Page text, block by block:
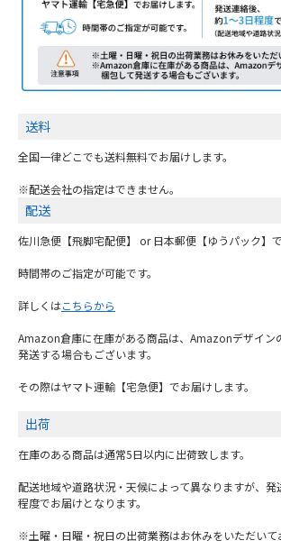
送料
全国一律どこでも送料無料でお届けします。
※配送会社の指定はできません。
配送
佐川急便【飛脚宅配便】 or 日本郵便【ゆうパック】で
時間帯のご指定が可能です。
詳しくはこちらから
Amazon倉庫に在庫がある商品は、Amazonデザイン
発送する場合もございます。
その際はヤマト運輸【宅急便】でお届けします。
出荷
在庫のある商品は通常5日以内に出荷致します。
配送地域や道路状況・天候によって異なりますが、
程度でお届けとなります。
※土曜・日曜・祝日の出荷業務はお休みをいただいて